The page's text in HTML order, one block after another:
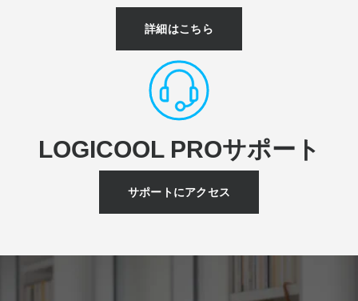
詳細はこちら
LOGICOOL PROサポート
サポートにアクセス